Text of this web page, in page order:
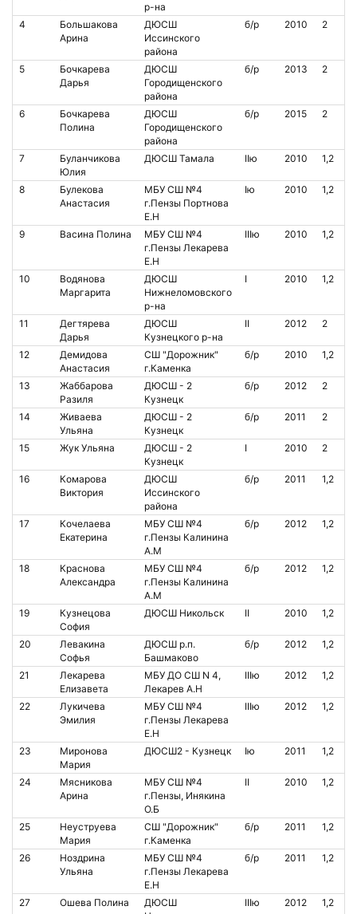
р-на
4
Большакова
Арина
ДЮСШ
Иссинского
района
б/р 2010 2
5
Бочкарева
Дарья
ДЮСШ
Городищенского
района
б/р 2013 2
6
Бочкарева
Полина
ДЮСШ
Городищенского
района
б/р 2015 2
7
Буланчикова
Юлия
ДЮСШ Тамала IIю 2010 1,2
8
Булекова
Анастасия
МБУ СШ №4
г.Пензы Портнова
Е.Н
Iю 2010 1,2
9 Васина Полина
МБУ СШ №4
г.Пензы Лекарева
Е.Н
IIIю 2010 1,2
10
Водянова
Маргарита
ДЮСШ
Нижнеломовского
р-на
I 2010 1,2
11
Дегтярева
Дарья
ДЮСШ
Кузнецкого р-на
II 2012 2
12
Демидова
Анастасия
СШ "Дорожник"
г.Каменка
б/р 2010 1,2
13
Жаббарова
Разиля
ДЮСШ - 2
Кузнецк
б/р 2012 2
14
Живаева
Ульяна
ДЮСШ - 2
Кузнецк
б/р 2011 2
15 Жук Ульяна
ДЮСШ - 2
Кузнецк
I 2010 2
16
Комарова
Виктория
ДЮСШ
Иссинского
района
б/р 2011 1,2
17
Кочелаева
Екатерина
МБУ СШ №4
г.Пензы Калинина
А.М
б/р 2012 1,2
18
Краснова
Александра
МБУ СШ №4
г.Пензы Калинина
А.М
б/р 2012 1,2
19
Кузнецова
София
ДЮСШ Никольск II 2010 1,2
20
Левакина
Софья
ДЮСШ р.п.
Башмаково
б/р 2012 1,2
21
Лекарева
Елизавета
МБУ ДО СШ N 4,
Лекарев А.Н
IIIю 2012 1,2
22
Лукичева
Эмилия
МБУ СШ №4
г.Пензы Лекарева
Е.Н
IIIю 2012 1,2
23
Миронова
Мария
ДЮСШ2 - Кузнецк Iю 2011 1,2
24
Мясникова
Арина
МБУ СШ №4
г.Пензы, Инякина
О.Б
II 2010 1,2
25
Неуструева
Мария
СШ "Дорожник"
г.Каменка
б/р 2011 1,2
26
Ноздрина
Ульяна
МБУ СШ №4
г.Пензы Лекарева
Е.Н
б/р 2011 1,2
27 Ошева Полина
ДЮСШ
IIIю 2012 1,2